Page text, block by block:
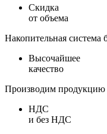
Скидка
от объема
Накопительная система
Высочайшее
качество
Производим
НДС
и без НДС